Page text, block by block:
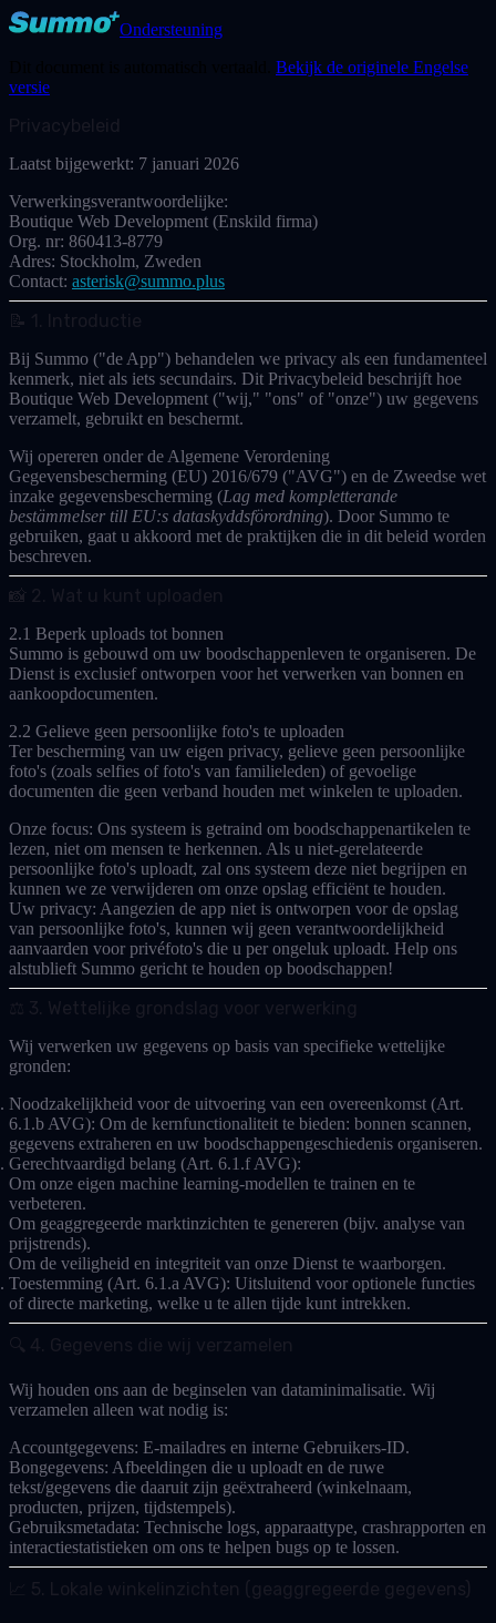
Ondersteuning
Bekijk de originele Engelse
versie
Privacybeleid
Laatst bijgewerkt: 7 januari 2026
Verwerkingsverantwoordelijke:
Boutique Web Development (Enskild firma)
Org. nr: 860413-8779
Adres: Stockholm, Zweden
Contact: asterisk@summo.plus
📝 1. Introductie
Bij Summo ("de App") behandelen we privacy als een fundamenteel
kenmerk, niet als iets secundairs. Dit Privacybeleid beschrijft hoe
Boutique Web Development ("wij," "ons" of "onze") uw gegevens
verzamelt, gebruikt en beschermt.
Wij opereren onder de Algemene Verordening
Gegevensbescherming (EU) 2016/679 ("AVG") en de Zweedse wet
inzake gegevensbescherming (Lag med kompletterande
bestämmelser till EU:s dataskyddsförordning). Door Summo te
gebruiken, gaat u akkoord met de praktijken die in dit beleid worden
beschreven.
📸 2. Wat u kunt uploaden
2.1 Beperk uploads tot bonnen
Summo is gebouwd om uw boodschappenleven te organiseren. De
Dienst is exclusief ontworpen voor het verwerken van bonnen en
aankoopdocumenten.
2.2 Gelieve geen persoonlijke foto's te uploaden
Ter bescherming van uw eigen privacy, gelieve geen persoonlijke
foto's (zoals selfies of foto's van familieleden) of gevoelige
documenten die geen verband houden met winkelen te uploaden.
Onze focus: Ons systeem is getraind om boodschappenartikelen te
lezen, niet om mensen te herkennen. Als u niet-gerelateerde
persoonlijke foto's uploadt, zal ons systeem deze niet begrijpen en
kunnen we ze verwijderen om onze opslag efficiënt te houden.
Uw privacy: Aangezien de app niet is ontworpen voor de opslag
van persoonlijke foto's, kunnen wij geen verantwoordelijkheid
aanvaarden voor privéfoto's die u per ongeluk uploadt. Help ons
alstublieft Summo gericht te houden op boodschappen!
⚖️ 3. Wettelijke grondslag voor verwerking
Wij verwerken uw gegevens op basis van specifieke wettelijke
gronden:
Noodzakelijkheid voor de uitvoering van een overeenkomst (Art.
6.1.b AVG): Om de kernfunctionaliteit te bieden: bonnen scannen,
gegevens extraheren en uw boodschappengeschiedenis organiseren.
Gerechtvaardigd belang (Art. 6.1.f AVG):
Om onze eigen machine learning-modellen te trainen en te
verbeteren.
Om geaggregeerde marktinzichten te genereren (bijv. analyse van
prijstrends).
Om de veiligheid en integriteit van onze Dienst te waarborgen.
Toestemming (Art. 6.1.a AVG): Uitsluitend voor optionele functies
of directe marketing, welke u te allen tijde kunt intrekken.
🔍 4. Gegevens die wij verzamelen
Wij houden ons aan de beginselen van dataminimalisatie. Wij
verzamelen alleen wat nodig is:
Accountgegevens: E-mailadres en interne Gebruikers-ID.
Bongegevens: Afbeeldingen die u uploadt en de ruwe
tekst/gegevens die daaruit zijn geëxtraheerd (winkelnaam,
producten, prijzen, tijdstempels).
Gebruiksmetadata: Technische logs, apparaattype, crashrapporten en
interactiestatistieken om ons te helpen bugs op te lossen.
📈 5. Lokale winkelinzichten (geaggregeerde gegevens)